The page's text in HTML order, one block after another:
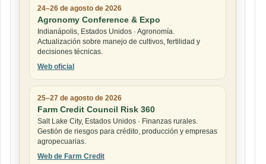
24–26 de agosto de 2026
Agronomy Conference & Expo
Indianápolis, Estados Unidos · Agronomía.
Actualización sobre manejo de cultivos, fertilidad y
decisiones técnicas.
Web oficial
25–27 de agosto de 2026
Farm Credit Council Risk 360
Salt Lake City, Estados Unidos · Finanzas rurales.
Gestión de riesgos para crédito, producción y empresas
agropecuarias.
Web de Farm Credit